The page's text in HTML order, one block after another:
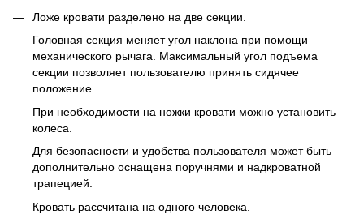
Ложе кровати разделено на две секции.
Головная секция меняет угол наклона при помощи
механического рычага. Максимальный угол подъема
секции позволяет пользователю принять сидячее
положение.
При необходимости на ножки кровати можно установить
колеса.
Для безопасности и удобства пользователя может быть
дополнительно оснащена поручнями и надкроватной
трапецией.
Кровать рассчитана на одного человека.